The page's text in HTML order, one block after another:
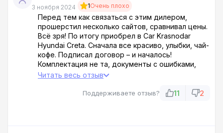
3 ноября 2024
1Очень плохо
Перед тем как связаться с этим дилером,
прошерстил несколько сайтов, сравнивал цены.
Всё зря! По итогу приобрел в Car Krasnodar
Hyundai Creta. Сначала все красиво, улыбки, чай-
кофе. Подписал договор – и началось!
Комплектация не та, документы с ошибками,
ПТС ждал почти месяц. Звонил, ругался, только
ужасный. Car Krasnodar – это сборище
Читать весь отзыв
Поддерживаете отзыв? 11 2